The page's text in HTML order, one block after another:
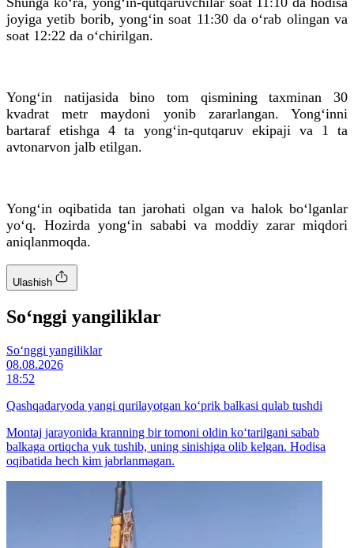
joyiga yetib borib, yong‘in soat 11:30 da o‘rab olingan va
soat 12:22 da o‘chirilgan.
Yong‘in natijasida bino tom qismining taxminan 30
kvadrat metr maydoni yonib zararlangan. Yong‘inni
bartaraf etishga 4 ta yong‘in-qutqaruv ekipaji va 1 ta
avtonarvon jalb etilgan.
Yong‘in oqibatida tan jarohati olgan va halok bo‘lganlar
yo‘q. Hozirda yong‘in sababi va moddiy zarar miqdori
aniqlanmoqda.
Ulashish
So‘nggi yangiliklar
So‘nggi yangiliklar
08.08.2026
18:52
Qashqadaryoda yangi qurilayotgan ko‘prik balkasi qulab tushdi
Montaj jarayonida kranning bir tomoni oldin ko‘tarilgani sabab
balkaga ortiqcha yuk tushib, uning sinishiga olib kelgan. Hodisa
oqibatida hech kim jabrlanmagan.